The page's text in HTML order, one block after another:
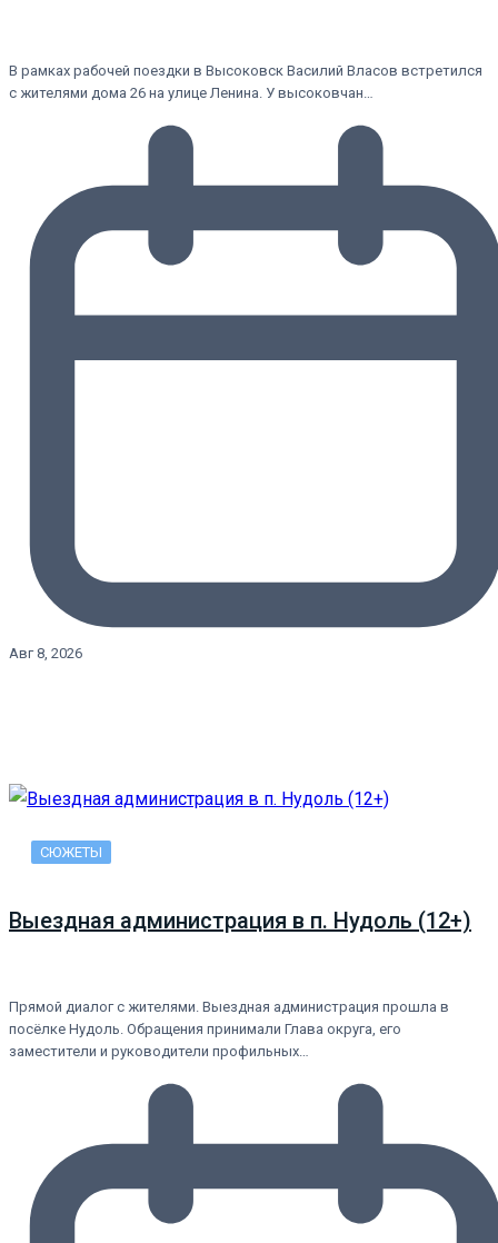
В рамках рабочей поездки в Высоковск Василий Власов встретился
с жителями дома 26 на улице Ленина. У высоковчан…
Авг 8, 2026
СЮЖЕТЫ
Выездная администрация в п. Нудоль (12+)
Прямой диалог с жителями. Выездная администрация прошла в
посёлке Нудоль. Обращения принимали Глава округа, его
заместители и руководители профильных…